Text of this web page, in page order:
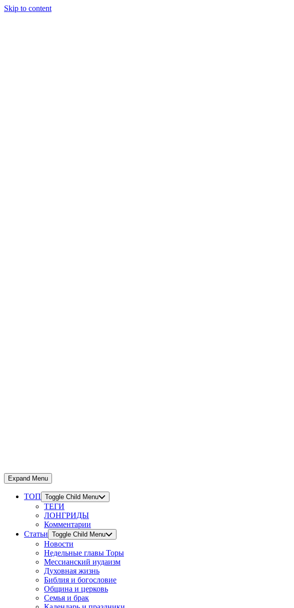
Skip to content
Expand Menu
ТОП Toggle Child Menu
ТЕГИ
ЛОНГРИДЫ
Комментарии
Статьи Toggle Child Menu
Новости
Недельные главы Торы
Мессианский иудаизм
Духовная жизнь
Библия и богословие
Община и церковь
Семья и брак